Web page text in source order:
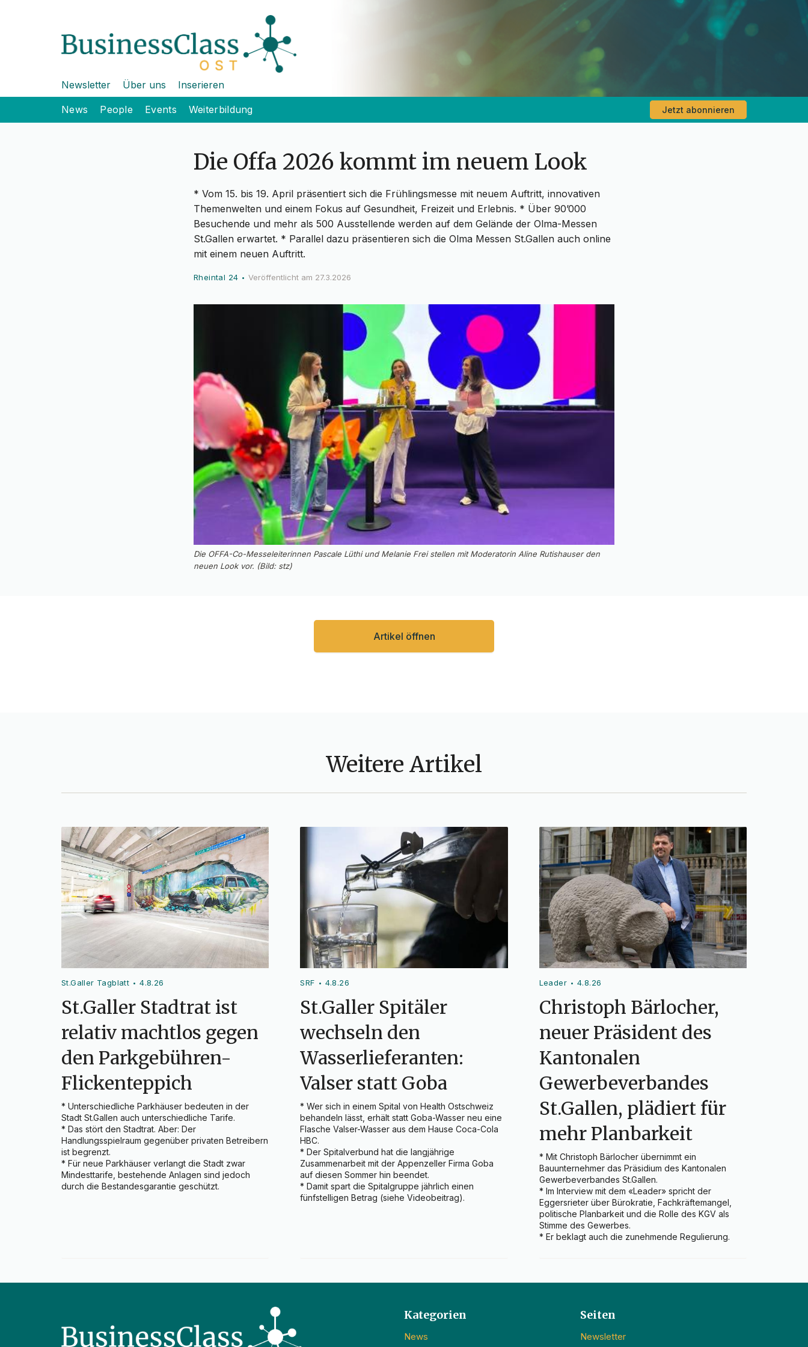
Newsletter Über uns Inserieren
News People Events Weiterbildung Jetzt abonnieren
Die Offa 2026 kommt im neuem Look
* Vom 15. bis 19. April präsentiert sich die Frühlingsmesse mit neuem Auftritt, innovativen
Themenwelten und einem Fokus auf Gesundheit, Freizeit und Erlebnis. * Über 90’000
Besuchende und mehr als 500 Ausstellende werden auf dem Gelände der Olma-Messen
St.Gallen erwartet. * Parallel dazu präsentieren sich die Olma Messen St.Gallen auch online
mit einem neuen Auftritt.
Rheintal 24 •Veröffentlicht am 27.3.2026
Die OFFA-Co-Messeleiterinnen Pascale Lüthi und Melanie Frei stellen mit Moderatorin Aline Rutishauser den
neuen Look vor. (Bild: stz)
Artikel öffnen
Weitere Artikel
St.Galler Tagblatt •4.8.26
St.Galler Stadtrat ist
relativ machtlos gegen
den Parkgebühren-
Flickenteppich
* Unterschiedliche Parkhäuser bedeuten in der
Stadt St.Gallen auch unterschiedliche Tarife.
* Das stört den Stadtrat. Aber: Der
Handlungsspielraum gegenüber privaten Betreibern
ist begrenzt.
* Für neue Parkhäuser verlangt die Stadt zwar
Mindesttarife, bestehende Anlagen sind jedoch
durch die Bestandesgarantie geschützt.
SRF • 4.8.26
St.Galler Spitäler
wechseln den
Wasserlieferanten:
Valser statt Goba
* Wer sich in einem Spital von Health Ostschweiz
behandeln lässt, erhält statt Goba-Wasser neu eine
Flasche Valser-Wasser aus dem Hause Coca-Cola
HBC.
* Der Spitalverbund hat die langjährige
Zusammenarbeit mit der Appenzeller Firma Goba
auf diesen Sommer hin beendet.
* Damit spart die Spitalgruppe jährlich einen
fünfstelligen Betrag (siehe Videobeitrag).
Leader •4.8.26
Christoph Bärlocher,
neuer Präsident des
Kantonalen
Gewerbeverbandes
St.Gallen, plädiert für
mehr Planbarkeit
* Mit Christoph Bärlocher übernimmt ein
Bauunternehmer das Präsidium des Kantonalen
Gewerbeverbandes St.Gallen.
* Im Interview mit dem «Leader» spricht der
Eggersrieter über Bürokratie, Fachkräftemangel,
politische Planbarkeit und die Rolle des KGV als
Stimme des Gewerbes.
* Er beklagt auch die zunehmende Regulierung.
Kategorien
News
Seiten
Newsletter